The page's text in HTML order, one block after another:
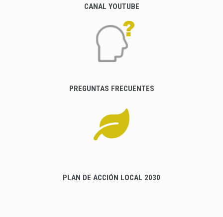
CANAL YOUTUBE
PREGUNTAS FRECUENTES
PLAN DE ACCIÓN LOCAL 2030